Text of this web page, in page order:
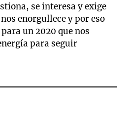
se interesa y exige
enorgullece y por eso
un 2020 que nos
para seguir